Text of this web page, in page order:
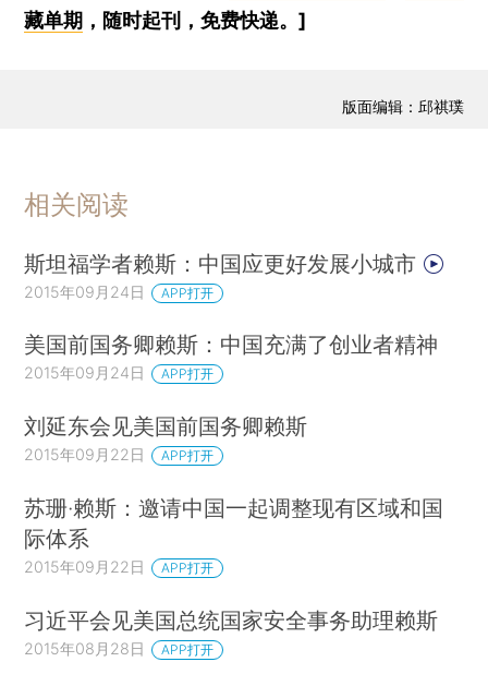
藏单期 ，随时起刊，免费快递。]
版面编辑：邱祺璞
相关阅读
斯坦福学者赖斯：中国应更好发展小城市
2015年09月24日 APP打开
美国前国务卿赖斯：中国充满了创业者精神
2015年09月24日 APP打开
刘延东会见美国前国务卿赖斯
2015年09月22日 APP打开
苏珊·赖斯：邀请中国一起调整现有区域和国
际体系
2015年09月22日 APP打开
习近平会见美国总统国家安全事务助理赖斯
2015年08月28日 APP打开